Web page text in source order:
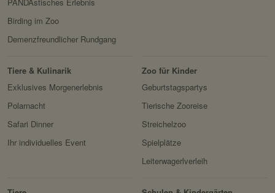
Birding im Zoo
Demenzfreundlicher Rundgang
Tiere & Kulinarik
Exklusives Morgenerlebnis
Polarnacht
Safari Dinner
Ihr individuelles Event
Zoo für Kinder
Geburtstagspartys
Tierische Zooreise
Streichelzoo
Spielplätze
Leiterwagerlverleih